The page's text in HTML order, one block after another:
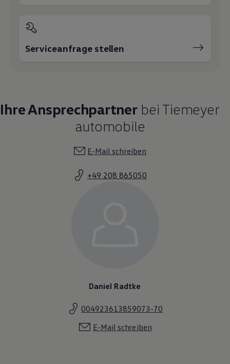
Serviceanfrage stellen
Ihre Ansprechpartnerbei Tiemeyer
automobile
E-Mail schreiben
+49 208 865050
Daniel Radtke
004923613859073-70
E-Mail schreiben